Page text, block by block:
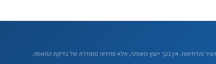
והדחיפות. אין בכך ייעוץ משפטי, אלא פתיחה מסודרת של בדיקת התאמה.